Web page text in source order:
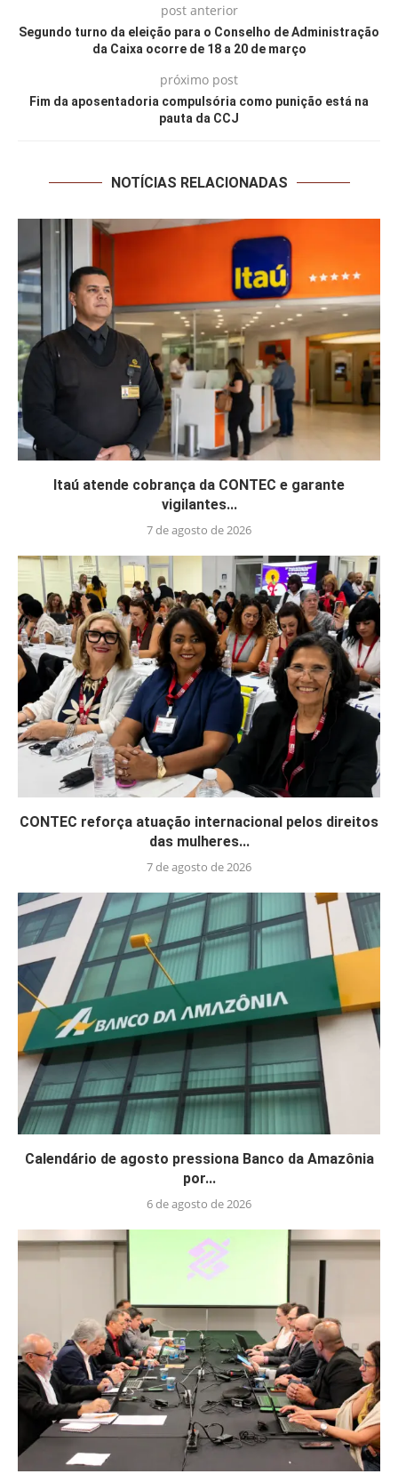
post anterior
Segundo turno da eleição para o Conselho de Administração
da Caixa ocorre de 18 a 20 de março
próximo post
Fim da aposentadoria compulsória como punição está na
pauta da CCJ
NOTÍCIAS RELACIONADAS
Itaú atende cobrança da CONTEC e garante
vigilantes...
7 de agosto de 2026
CONTEC reforça atuação internacional pelos direitos
das mulheres...
7 de agosto de 2026
Calendário de agosto pressiona Banco da Amazônia
por...
6 de agosto de 2026